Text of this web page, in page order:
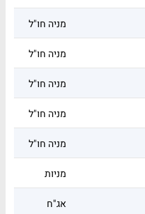
מניה חו"ל
מניה חו"ל
מניה חו"ל
מניה חו"ל
מניה חו"ל
מניות
אג"ח